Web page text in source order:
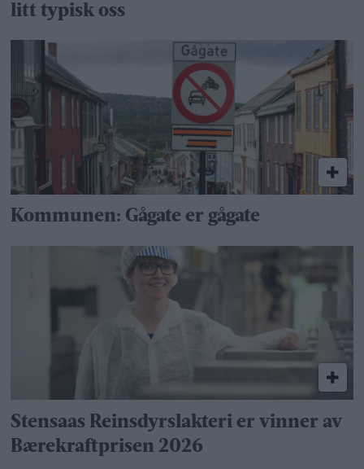
litt typisk oss
Kommunen: Gågate er gågate
Stensaas Reinsdyrslakteri er vinner av
Bærekraftprisen 2026